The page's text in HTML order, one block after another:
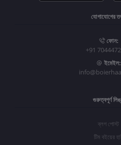
যোগাযোগের
ফোন:
+91
ইমেইল:
গুরুত্বপূর্ণ
ব্লগ পোস্ট
টিম বইয়ের